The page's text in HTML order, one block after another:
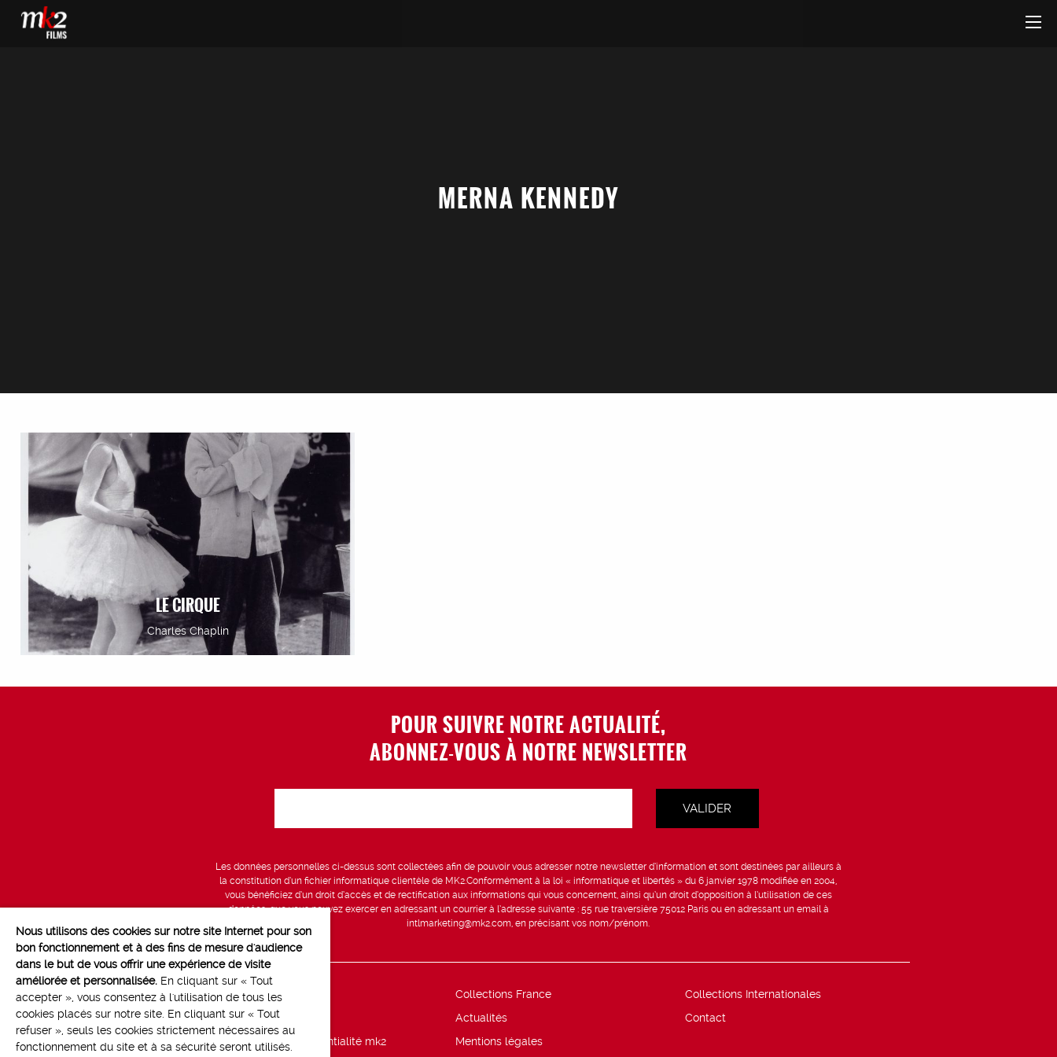
MERNA KENNEDY
LE CIRQUE
Charles Chaplin
POUR SUIVRE NOTRE ACTUALITÉ,
ABONNEZ-VOUS À NOTRE NEWSLETTER
Les données personnelles ci-dessus sont collectées afin de pouvoir vous adresser notre newsletter d’information et sont destinées par ailleurs à
la constitution d’un fichier informatique clientèle de MK2.Conformément à la loi « informatique et libertés » du 6 janvier 1978 modifiée en 2004,
vous bénéficiez d’un droit d’accès et de rectification aux informations qui vous concernent, ainsi qu’un droit d’opposition à l’utilisation de ces
données, que vous pouvez exercer en adressant un courrier à l’adresse suivante : 55 rue traversière 75012 Paris ou en adressant un email à
intlmarketing@mk2.com, en précisant vos nom/prénom.
Line up Collections France
Collections Internationales
Marchés
Actualités
Contact
Politique de confidentialité mk2
Mentions légales
Nous utilisons des cookies sur notre site Internet pour son
bon fonctionnement et à des fins de mesure d'audience
dans le but de vous offrir une expérience de visite
améliorée et personnalisée. En cliquant sur « Tout
accepter », vous consentez à l'utilisation de tous les
cookies placés sur notre site. En cliquant sur « Tout
refuser », seuls les cookies strictement nécessaires au
fonctionnement du site et à sa sécurité seront utilisés.